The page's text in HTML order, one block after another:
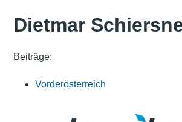
Dietmar
Beiträge:
Vorderösterreich